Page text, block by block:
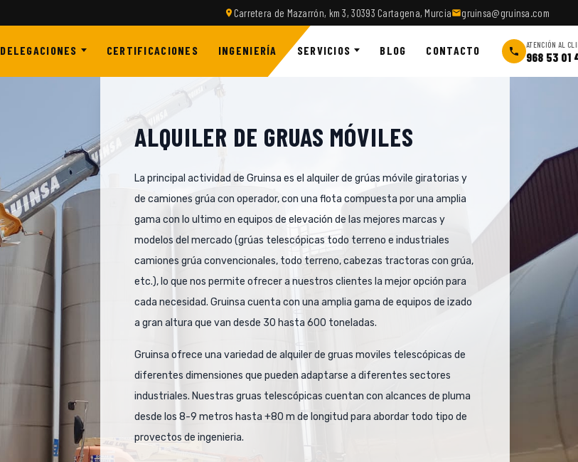
Carretera de Mazarrón, km 3, 30393 Cartagena, Murcia gruinsa@gruinsa.com
DELEGACIONES CERTIFICACIONES INGENIERÍA SERVICIOS BLOG CONTACTO ATENCIÓN AL
968 53 01
ALQUILER DE GRUAS MÓVILES
La principal actividad de Gruinsa es el alquiler de grúas móvile giratorias y
de camiones grúa con operador, con una flota compuesta por una amplia
gama con lo ultimo en equipos de elevación de las mejores marcas y
modelos del mercado (grúas telescópicas todo terreno e industriales
camiones grúa convencionales, todo terreno, cabezas tractoras con grúa,
etc.), lo que nos permite ofrecer a nuestros clientes la mejor opción para
cada necesidad. Gruinsa cuenta con una amplia gama de equipos de izado
a gran altura que van desde 30 hasta 600 toneladas.
Gruinsa ofrece una variedad de alquiler de gruas moviles telescópicas de
diferentes dimensiones que pueden adaptarse a diferentes sectores
industriales. Nuestras gruas telescópicas cuentan con alcances de pluma
desde los 8-9 metros hasta +80 m de longitud para abordar todo tipo de
provectos de ingenieria.